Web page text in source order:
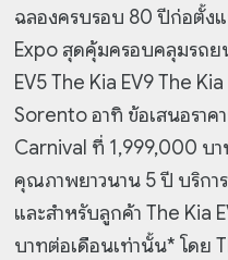
ฉลองครบรอบ 80 ปีก่อตั้ง
Expo สุดคุ้มครอบคลุมรถ
EV5 The Kia EV9 The
Sorento อาทิ ข้อเสนอรา
Carnival ที่ 1,999,000 บ
คุณภาพยาวนาน 5 ปี บริการ
และสำหรับลูกค้า The Kia
บาทต่อเดือนเท่านั้น* โดย